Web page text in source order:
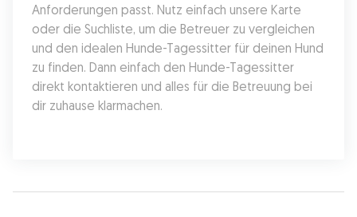
Anforderungen passt. Nutz einfach unsere Karte
oder die Suchliste, um die Betreuer zu vergleichen
und den idealen Hunde-Tagessitter für deinen Hund
zu finden. Dann einfach den Hunde-Tagessitter
direkt kontaktieren und alles für die Betreuung bei
dir zuhause klarmachen.